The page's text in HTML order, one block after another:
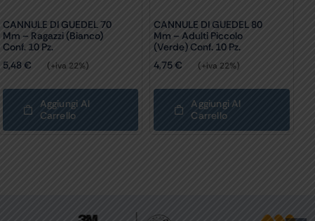
CANNULE DI GUEDEL 70
Mm – Ragazzi (bianco)
Conf. 10 Pz.
5,48€ (+iva 22%)
Aggiungi Al
Carrello
CANNULE DI GUEDEL 80
Mm – Adulti Piccolo
(verde) Conf. 10 Pz.
4,75€ (+iva 22%)
Aggiungi Al
Carrello